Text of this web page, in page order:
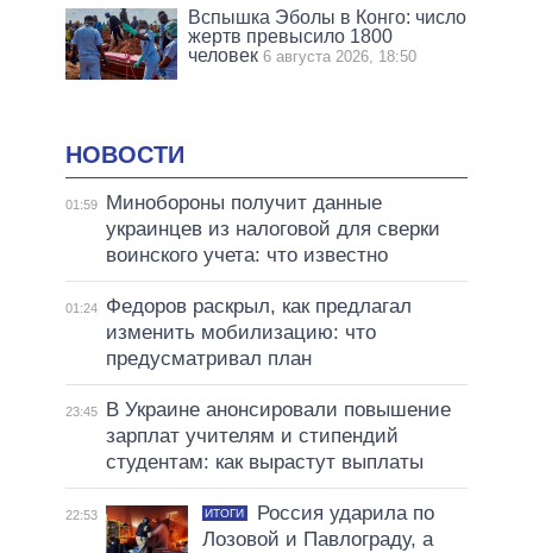
Вспышка Эболы в Конго: число
жертв превысило 1800
человек 6 августа 2026, 18:50
НОВОСТИ
01:59
Минобороны получит данные
украинцев из налоговой для сверки
воинского учета: что известно
01:24
Федоров раскрыл, как предлагал
изменить мобилизацию: что
предусматривал план
23:45
В Украине анонсировали повышение
зарплат учителям и стипендий
студентам: как вырастут выплаты
22:53 ИТОГИ
Россия ударила по
Лозовой и Павлограду, а